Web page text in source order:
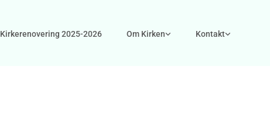
Kirkerenovering 2025-2026 Om Kirken Kontakt